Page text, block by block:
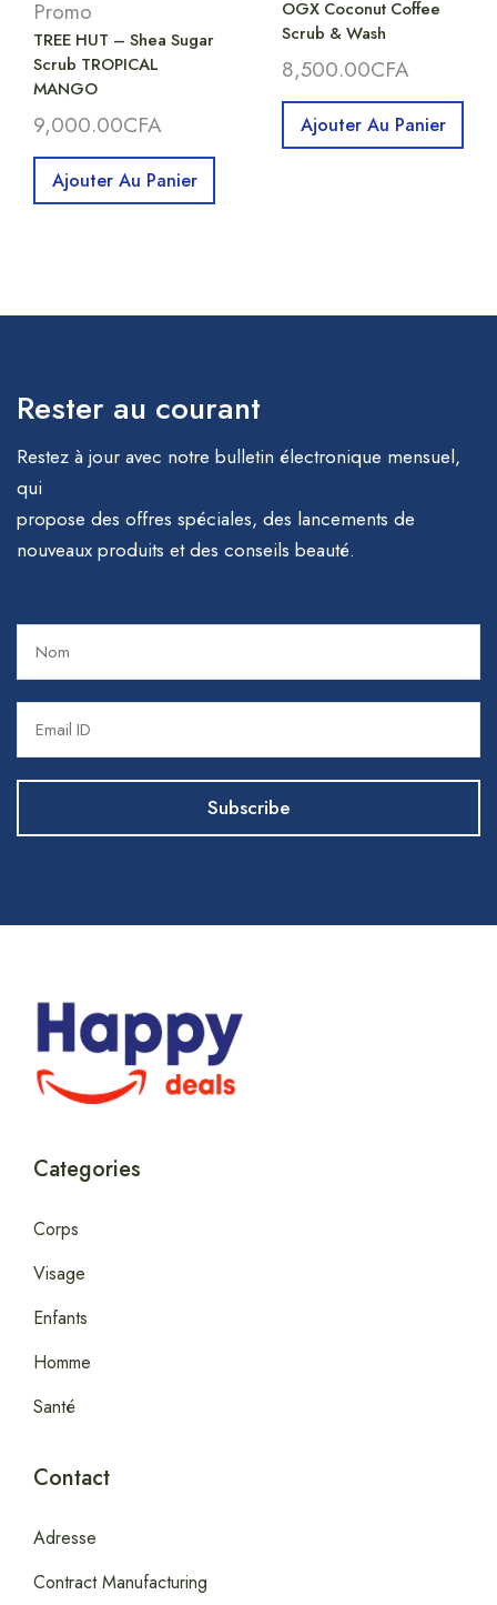
Promo
TREE HUT – Shea Sugar
Scrub TROPICAL
MANGO
9,000.00CFA
Ajouter Au Panier
OGX Coconut Coffee
Scrub & Wash
8,500.00CFA
Ajouter Au Panier
Rester au courant
Restez à jour avec notre bulletin électronique mensuel,
qui
propose des offres spéciales, des lancements de
nouveaux produits et des conseils beauté.
Categories
Corps
Visage
Enfants
Homme
Santé
Contact
Adresse
Contract Manufacturing